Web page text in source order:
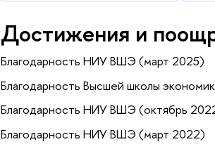
Достижения и
Благодарность НИУ ВШЭ (март 2025)
Благодарность Высшей школы
Благодарность НИУ ВШЭ (октябрь
Благодарность НИУ ВШЭ (март 2022)